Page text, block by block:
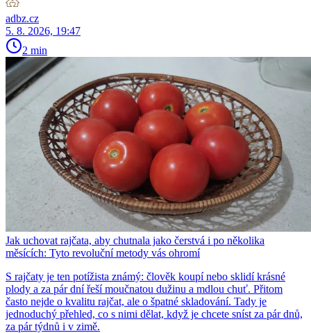
adbz.cz
5. 8. 2026, 19:47
2 min
Jak uchovat rajčata, aby chutnala jako čerstvá i po několika
měsících: Tyto revoluční metody vás ohromí
S rajčaty je ten potížista známý: člověk koupí nebo sklidí krásné
plody a za pár dní řeší moučnatou dužinu a mdlou chuť. Přitom
často nejde o kvalitu rajčat, ale o špatné skladování. Tady je
jednoduchý přehled, co s nimi dělat, když je chcete sníst za pár dnů,
za pár týdnů i v zimě.